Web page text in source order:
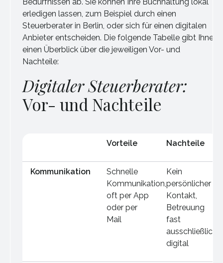
Bedürfnissen ab. Sie können Ihre Buchhaltung lokal
erledigen lassen, zum Beispiel durch einen
Steuerberater in Berlin, oder sich für einen digitalen
Anbieter entscheiden. Die folgende Tabelle gibt Ihnen
einen Überblick über die jeweiligen Vor- und
Nachteile:
Digitaler Steuerberater:
Vor- und Nachteile
Vorteile Nachteile
Kommunikation
Schnelle
Kommunikation,
oft per App
oder per
Mail
Kein
persönlicher
Kontakt,
Betreuung
fast
ausschließlich
digital